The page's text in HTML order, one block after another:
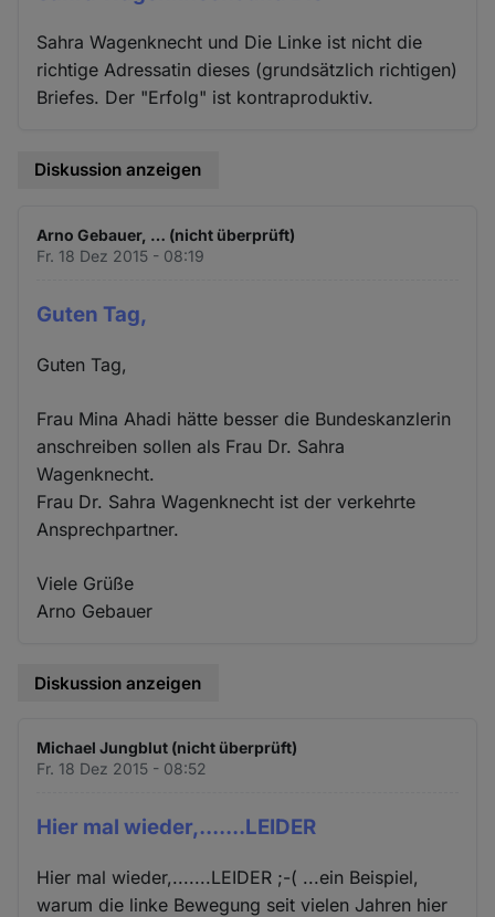
Sahra Wagenknecht und Die Linke ist nicht die
richtige Adressatin dieses (grundsätzlich richtigen)
Briefes. Der "Erfolg" ist kontraproduktiv.
Diskussion anzeigen
Arno Gebauer, … (nicht überprüft)
Fr. 18 Dez 2015 - 08:19
Guten Tag,
Guten Tag,
Frau Mina Ahadi hätte besser die Bundeskanzlerin
anschreiben sollen als Frau Dr. Sahra
Wagenknecht.
Frau Dr. Sahra Wagenknecht ist der verkehrte
Ansprechpartner.
Viele Grüße
Arno Gebauer
Diskussion anzeigen
Michael Jungblut (nicht überprüft)
Fr. 18 Dez 2015 - 08:52
Hier mal wieder,.......LEIDER
Hier mal wieder,.......LEIDER ;-( ...ein Beispiel,
warum die linke Bewegung seit vielen Jahren hier